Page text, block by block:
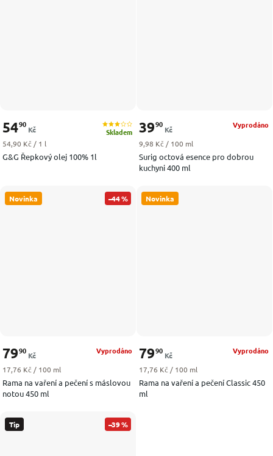
G&G Řepkový olej 100% 1l
Skladem
5490
Kč
Měrná cena:
54,90 Kč / 1 l
Surig octová esence pro dobrou
kuchyni 400 ml
Vyprodáno
3990
Kč
Měrná cena:
9,98 Kč / 100 ml
Novinka –44 %
Rama na vaření a pečení s máslovou
notou 450 ml
Vyprodáno
7990
Kč
Měrná cena:
17,76 Kč / 100 ml
Novinka
Rama na vaření a pečení Classic 450
ml
Vyprodáno
7990
Kč
Měrná cena:
17,76 Kč / 100 ml
Tip –39 %